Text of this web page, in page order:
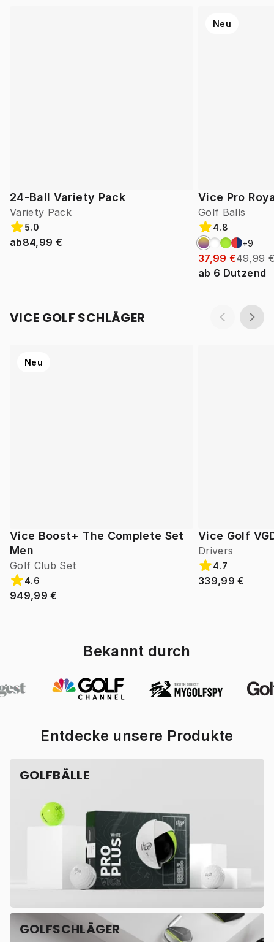
24-Ball Variety Pack
Variety Pack
5.0
ab84,99 €
Vice Pro
Golf Balls
Neu
4.8
+9
37,99 €49,99
ab 6 Dutzend
VICE GOLF SCHLÄGER
Vice Boost+ The Complete Set
Men
Golf Club Set
Neu
4.6
949,99 €
Vice Golf
Drivers
4.7
339,99 €
Bekannt durch
Entdecke unsere Produkte
GOLFBÄLLE
GOLFSCHLÄGER